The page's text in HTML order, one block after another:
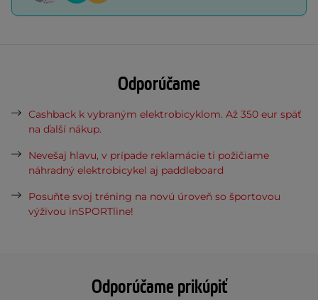
Odporúčame prikúpiť
Odporúčame
Cashback k vybraným elektrobicyklom. Až 350 eur späť
na ďalší nákup.
Nevešaj hlavu, v prípade reklamácie ti požičiame
náhradný elektrobicykel aj paddleboard
Posuňte svoj tréning na novú úroveň so športovou
výživou inSPORTline!